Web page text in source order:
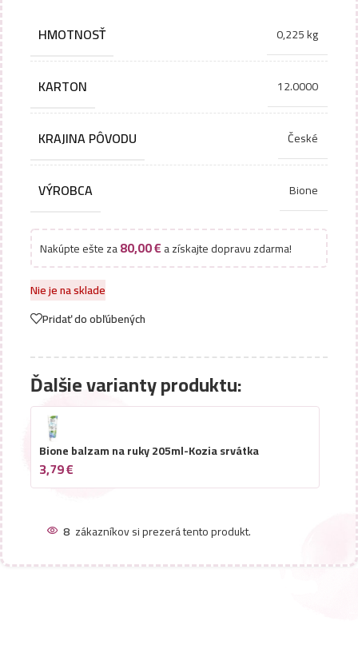
HMOTNOSŤ 0,225 kg
KARTON 12.0000
KRAJINA PÔVODU České
VÝROBCA Bione
Nakúpte ešte za80,00€a získajte dopravu zdarma!
Nie je na sklade
Pridať do obľúbených
Ďalšie varianty produktu:
Bione balzam na ruky 205ml-Kozia srvátka
3,79€
8 zákazníkov si prezerá tento produkt.